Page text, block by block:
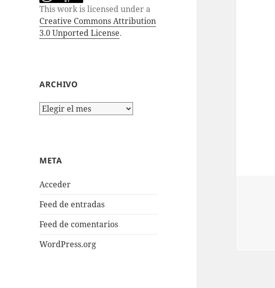
This work is licensed under a
Creative Commons Attribution
3.0 Unported License.
ARCHIVO
Archivo
META
Acceder
Feed de entradas
Feed de comentarios
WordPress.org